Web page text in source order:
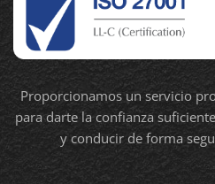
Proporcionamos un servicio
para darte la confianza
y conducir de forma